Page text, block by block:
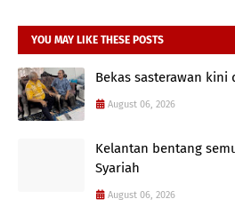
YOU MAY LIKE THESE POSTS
Bekas sasterawan
August 06, 2026
Kelantan bentang
Syariah
August 06, 2026